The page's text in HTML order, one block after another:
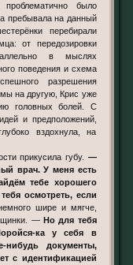
было
пребывала на данный
перебирали
от передозировки
в мыслях
поведения и схема
разрешения
на другую, Крис уже
головных болей. С
и предположений,
вздохнула, на
прикусила губу. —
врач. У меня есть
тебе хорошего
осмотреть, если
шире и мягче,
— Но для тебя
ка у себя в
нибудь документы,
с идентификацией